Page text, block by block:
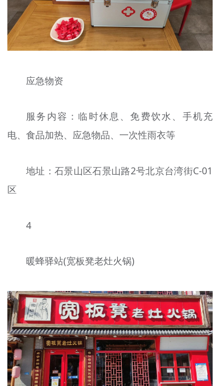
应急物资
服务内容：临时休息、免费饮水、手机充
电、食品加热、应急物品、一次性雨衣等
地址：石景山区石景山路2号北京台湾街C-01
区
4
暖蜂驿站(宽板凳老灶火锅)